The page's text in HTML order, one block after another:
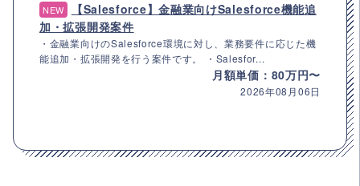
NEW
【Salesforce】金融業向けSalesforce機能追
加・拡張開発案件
・金融業向けのSalesforce環境に対し、業務要件に応じた機
能追加・拡張開発を行う案件です。 ・Salesfor...
月額単価：80万円〜
2026年08月06日